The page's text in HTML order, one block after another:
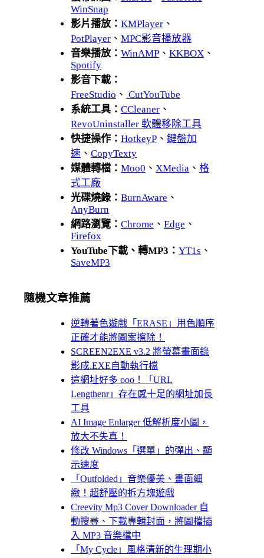
WinSnap
影片播放： KMPlayer 、
PotPlayer 、 MPC影音播放器
音樂播放： WinAMP 、 KKBOX 、
Spotify
影音下載：
FreeStudio 、 CutYouTube
系統工具： CCleaner 、
RevoUninstaller 軟體移除工具
快捷操作： HotkeyP 、 鍵盤加
速 、 CopyTexty
媒體轉檔： Moo0 、 XMedia 、 格
式工廠
光碟燒錄： BurnAware 、
AnyBurn
網路瀏覽： Chrome 、 Edge 、
Firefox
YouTube下載、轉MP3： YT1s 、
SaveMP3
隨機文章推薦
逆轉著色遊戲「ERASE」用色順序
正確才能將圖案擦除！
SCREEN2EXE v3.2 將螢幕畫面錄
影成.EXE自動執行檔
這網址好多 ooo！「URL
Lengthenr」存在感十足的網址加長
工具
AI Image Enlarger 低解析度小圖，
放大不失真！
修改 Windows「選單」的彈出、顯
示速度
「Outfolded」音樂優美、畫面細
緻！超舒壓的拆方塊遊戲
Creevity Mp3 Cover Downloader 自
動搜尋、下載專輯封面，將圖檔插
入 MP3 音樂檔中
「My Cycle」風格清新的生理期小